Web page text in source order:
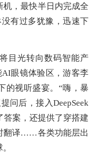
，最快半日内完成全
有过多犹豫，迅速下
目光转向数码智能产
眼镜体验区，游客李
的视听盛宴。“嗨，暴
问后，接入DeepSeek
案，还提供了穿搭建
翻译……各类功能层出